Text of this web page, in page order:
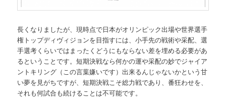
長くなりましたが、現時点で日本がオリンピック出場や世界選手
権トップディヴィジョンを目指すには、小手先の戦術や采配、選
手選考くらいではまったくどうにもならない差を埋める必要があ
るということです。短期決戦なら何かの運や采配の妙でジャイア
ントキリング（この言葉嫌いです）出来るんじゃないかという甘
い夢を見がちですが、短期決戦こそ総力戦であり、番狂わせを、
それも何試合も続けることは不可能です。